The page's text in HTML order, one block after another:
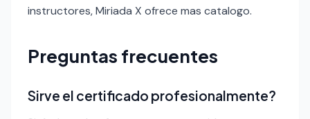
instructores, Miriada X ofrece mas catalogo.
Preguntas frecuentes
Sirve el certificado profesionalmente?